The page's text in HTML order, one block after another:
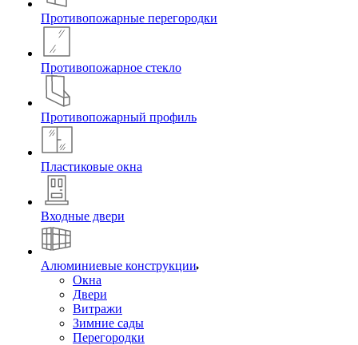
Противопожарные перегородки
Противопожарное стекло
Противопожарный профиль
Пластиковые окна
Входные двери
Алюминиевые конструкции
Окна
Двери
Витражи
Зимние сады
Перегородки